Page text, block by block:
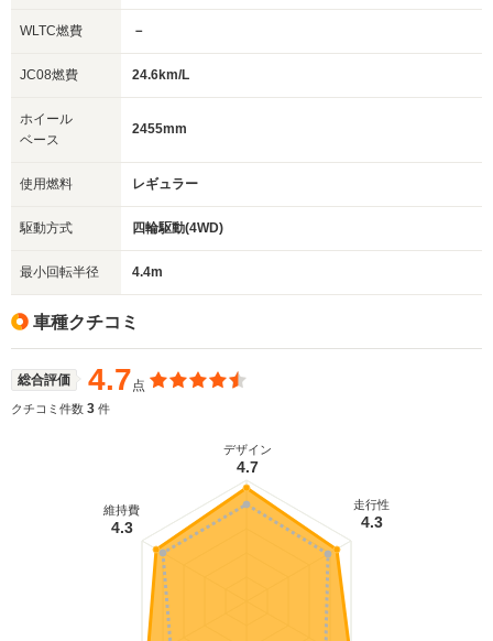
WLTC燃費 －
JC08燃費 24.6km/L
ホイール
ベース
2455mm
使用燃料 レギュラー
駆動方式 四輪駆動(4WD)
最小回転半径 4.4m
車種クチコミ
総合評価 4.7点
クチコミ件数 3 件
デザイン
4.7
走行性
4.3
維持費
4.3